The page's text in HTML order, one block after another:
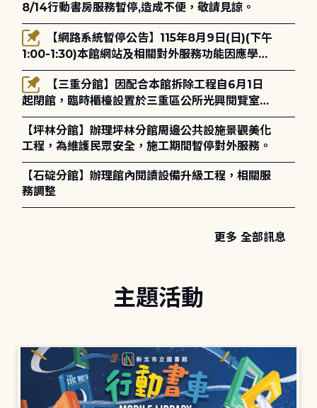
8/14行動書房服務暫停,造成不便，敬請見諒。
1:00-1:30)本館網站及相關對外服務功能因應學術
網路升級更新將暫停服務。
起閉館，臨時櫃檯設置於三重區公所光興閱覽室，
造成不便，敬請見諒。
【坪林分館】辦理坪林分館周邊公共設施景觀美化
工程，為維護民眾安全，施工期間暫停對外服務。
【石碇分館】辦理館內閱讀設備升級工程，相關服
務調整
更多 全部訊息
主題活動